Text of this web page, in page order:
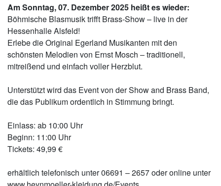
Am Sonntag, 07. Dezember 2025 heißt es wieder:
Böhmische Blasmusik trifft Brass-Show – live in der
Hessenhalle Alsfeld!
Erlebe die Original Egerland Musikanten mit den
schönsten Melodien von Ernst Mosch – traditionell,
mitreißend und einfach voller Herzblut.
Unterstützt wird das Event von der Show and Brass Band,
die das Publikum ordentlich in Stimmung bringt.
Einlass: ab 10:00 Uhr
Beginn: 11:00 Uhr
Tickets: 49,99 €
erhältlich telefonisch unter 06691 – 2657 oder online unter